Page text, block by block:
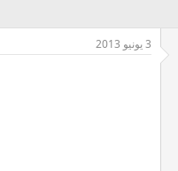
3 يونيو 2013